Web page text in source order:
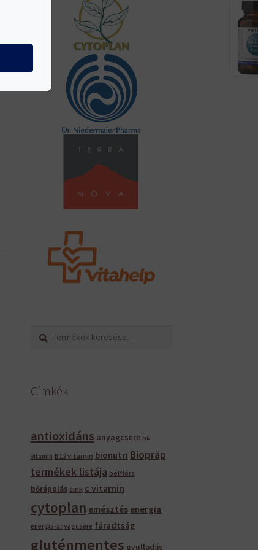
Keresés
Keresés
Címkék
antioxidáns anyagcsere b6
vitamin B12 vitamin bionutri Biopräp
termékek listája bélflóra
bőrápolás cink c vitamin
cytoplan emésztés energia
energia-anyagcsere fáradtság
gluténmentes gyulladás